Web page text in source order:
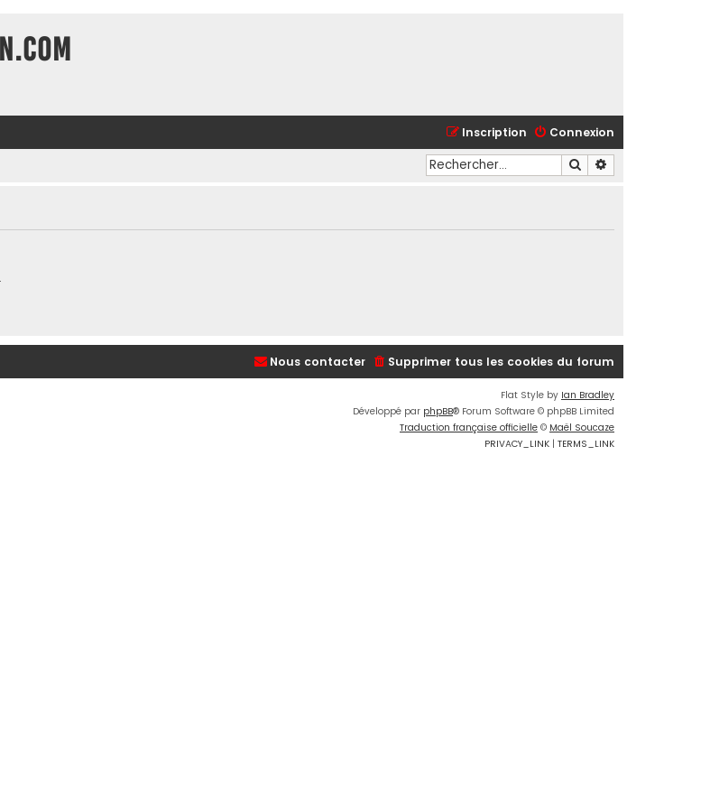
Connexion
Inscription
Rechercher
.
Supprimer tous les cookies du forum
Nous contacter
Flat Style by Ian Bradley
Développé par phpBB® Forum Software © phpBB Limited
Traduction française officielle © Maël Soucaze
PRIVACY_LINK | TERMS_LINK